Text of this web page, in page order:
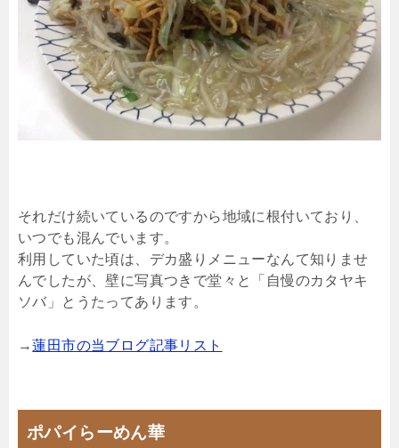
それだけ続いているのですから地域に根付いており、
いつでも混んでいます。
利用していた頃は、デカ盛りメニューなんて知りませ
んでしたが、壁に写真つきで堂々と「自慢のカタヤキ
ソバ」とうたってあります。
→蓮田市の当ブログ記事リスト
ポパイらーめん華